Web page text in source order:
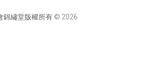
錦繡堂版權所有 © 2026